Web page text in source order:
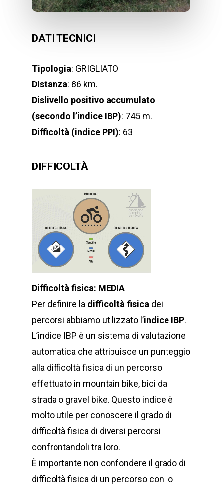
DATI TECNICI
Tipologia: GRIGLIATO
Distanza: 86 km.
Dislivello positivo accumulato
(secondo l’indice IBP): 745 m.
Difficoltà (indice PPI): 63
DIFFICOLTÀ
Difficoltà fisica: MEDIA
Per definire la difficoltà fisica dei
percorsi abbiamo utilizzato l’indice IBP.
L’indice IBP è un sistema di valutazione
automatica che attribuisce un punteggio
alla difficoltà fisica di un percorso
effettuato in mountain bike, bici da
strada o gravel bike. Questo indice è
molto utile per conoscere il grado di
difficoltà fisica di diversi percorsi
confrontandoli tra loro.
È importante non confondere il grado di
difficoltà fisica di un percorso con lo